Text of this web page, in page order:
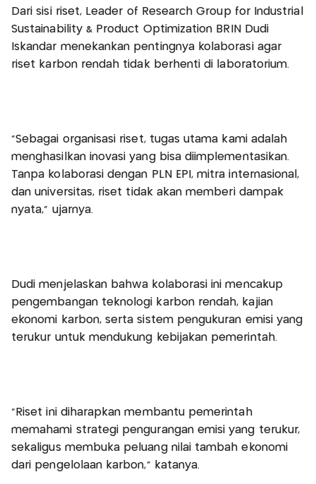
‎Dari sisi riset, Leader of Research Group for Industrial
Sustainability & Product Optimization BRIN Dudi
Iskandar menekankan pentingnya kolaborasi agar
riset karbon rendah tidak berhenti di laboratorium.
‎“Sebagai organisasi riset, tugas utama kami adalah
menghasilkan inovasi yang bisa diimplementasikan.
Tanpa kolaborasi dengan PLN EPI, mitra internasional,
dan universitas, riset tidak akan memberi dampak
nyata,” ujarnya.
‎Dudi menjelaskan bahwa kolaborasi ini mencakup
pengembangan teknologi karbon rendah, kajian
ekonomi karbon, serta sistem pengukuran emisi yang
terukur untuk mendukung kebijakan pemerintah.
‎“Riset ini diharapkan membantu pemerintah
memahami strategi pengurangan emisi yang terukur,
sekaligus membuka peluang nilai tambah ekonomi
dari pengelolaan karbon,” katanya.